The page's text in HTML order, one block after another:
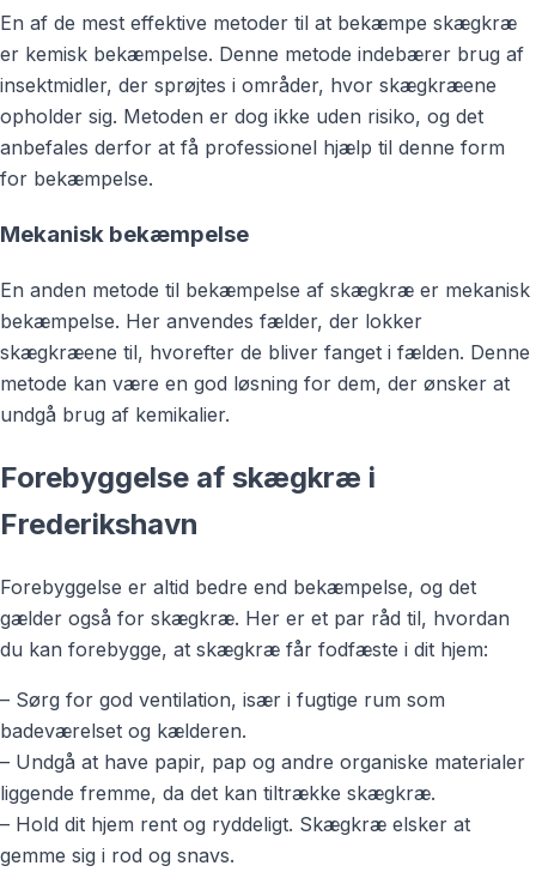
En af de mest effektive metoder til at bekæmpe skægkræ
er kemisk bekæmpelse. Denne metode indebærer brug af
insektmidler, der sprøjtes i områder, hvor skægkræene
opholder sig. Metoden er dog ikke uden risiko, og det
anbefales derfor at få professionel hjælp til denne form
for bekæmpelse.
Mekanisk bekæmpelse
En anden metode til bekæmpelse af skægkræ er mekanisk
bekæmpelse. Her anvendes fælder, der lokker
skægkræene til, hvorefter de bliver fanget i fælden. Denne
metode kan være en god løsning for dem, der ønsker at
undgå brug af kemikalier.
Forebyggelse af skægkræ i
Frederikshavn
Forebyggelse er altid bedre end bekæmpelse, og det
gælder også for skægkræ. Her er et par råd til, hvordan
du kan forebygge, at skægkræ får fodfæste i dit hjem:
– Sørg for god ventilation, især i fugtige rum som
badeværelset og kælderen.
– Undgå at have papir, pap og andre organiske materialer
liggende fremme, da det kan tiltrække skægkræ.
– Hold dit hjem rent og ryddeligt. Skægkræ elsker at
gemme sig i rod og snavs.